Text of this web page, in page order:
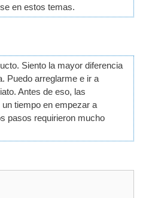
en estos temas.
Siento la mayor diferencia
Puedo arreglarme e ir a
Antes de eso, las
tiempo en empezar a
pasos requirieron mucho